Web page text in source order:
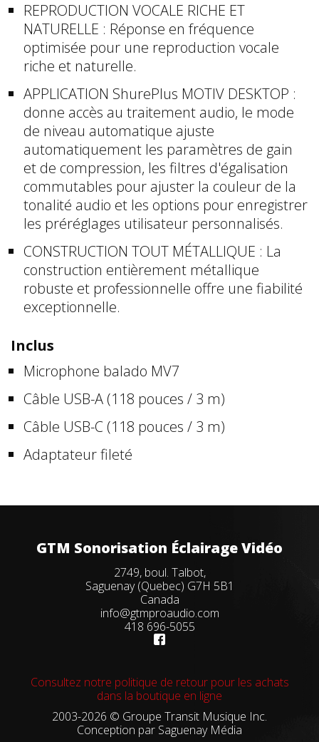
REPRODUCTION VOCALE RICHE ET
NATURELLE : Réponse en fréquence
optimisée pour une reproduction vocale
riche et naturelle.
APPLICATION ShurePlus MOTIV DESKTOP :
donne accès au traitement audio, le mode
de niveau automatique ajuste
automatiquement les paramètres de gain
et de compression, les filtres d'égalisation
commutables pour ajuster la couleur de la
tonalité audio et les options pour enregistrer
les préréglages utilisateur personnalisés.
CONSTRUCTION TOUT MÉTALLIQUE : La
construction entièrement métallique
robuste et professionnelle offre une fiabilité
exceptionnelle.
Inclus
Microphone balado MV7
Câble USB-A (118 pouces / 3 m)
Câble USB-C (118 pouces / 3 m)
Adaptateur fileté
GTM Sonorisation Éclairage Vidéo
2749, boul. Talbot,
Saguenay (Quebec) G7H 5B1
Canada
info@gtmproaudio.com
418 696-5055
Consultez notre politique de retour pour les achats
dans la boutique en ligne
2003-2026 © Groupe Transit Musique Inc.
Conception par Saguenay Média